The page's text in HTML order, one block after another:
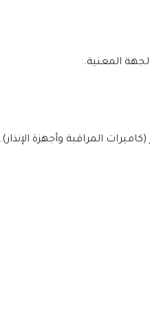
المعنية.
المراقبة وأجهزة الإنذار).